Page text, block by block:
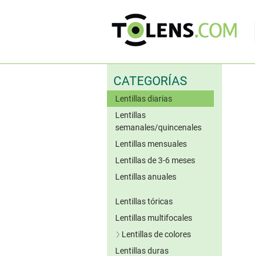
CATEGORÍAS
Lentillas diarias
Lentillas
semanales/quincenales
Lentillas mensuales
Lentillas de 3-6 meses
Lentillas anuales
Lentillas tóricas
Lentillas multifocales
Lentillas de colores
Lentillas azules
Lentillas duras